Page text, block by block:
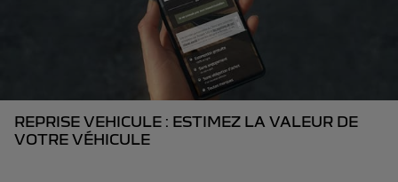
REPRISE VEHICULE : ESTIMEZ LA VALEUR DE
VOTRE VÉHICULE